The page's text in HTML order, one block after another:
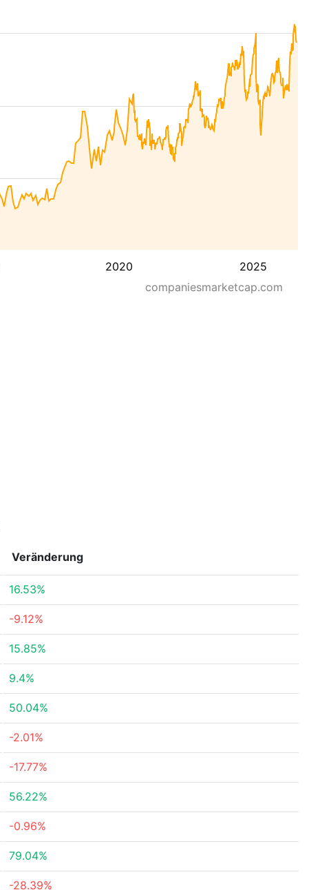
2020 2025
companiesmarketcap.com
Veränderung
16.53%
-9.12%
15.85%
9.4%
50.04%
-2.01%
-17.77%
56.22%
-0.96%
79.04%
-28.39%